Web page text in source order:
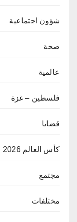
شؤون اجتماعية
صحة
عالمية
فلسطين – غزة
قضايا
كأس العالم 2026
مجتمع
مختلفات